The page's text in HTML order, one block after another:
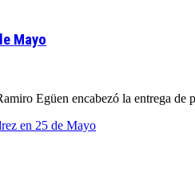
Mayo
Egüen encabezó la entrega de
en 25 de Mayo